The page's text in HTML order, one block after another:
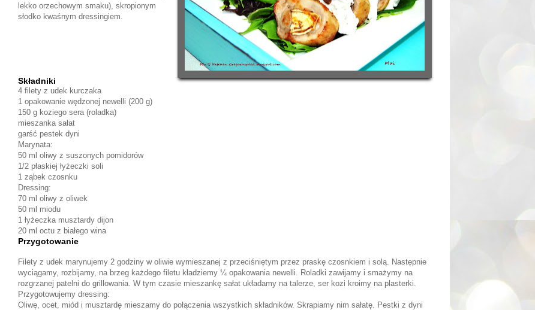
lekko orzechowym smaku), skropionym
słodko kwaśnym dressingiem.
Składniki
4 filety z udek kurczaka
1 opakowanie wędzonej newelli (200 g)
150 g koziego sera (roladka)
mieszanka sałat
garść pestek dyni
Marynata:
50 ml oliwy z suszonych pomidorów
1/2 płaskiej łyżeczki soli
1 ząbek czosnku
Dressing:
70 ml oliwy z oliwek
50 ml miodu
1 łyżeczka musztardy dijon
20 ml octu z białego wina
Przygotowanie
Filety z udek marynujemy 2 godziny w oliwie wymieszanej z przeciśniętym przez praskę czosnkiem i solą. Następnie
wyciągamy, rozbijamy, na brzeg każdego filetu kładziemy ¼ opakowania newelli. Roladki zawijamy i smażymy na
rozgrzanej patelni do grillowania. W tym czasie mieszankę sałat układamy na talerze, ser kozi kroimy na plasterki.
Przygotowujemy dressing:
Oliwę, ocet, miód i musztardę mieszamy do połączenia wszystkich składników. Skrapiamy nim sałatę. Pestki z dyni